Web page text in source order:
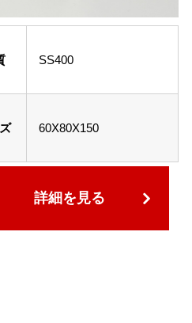
SS400
60X80X150
詳細を見る